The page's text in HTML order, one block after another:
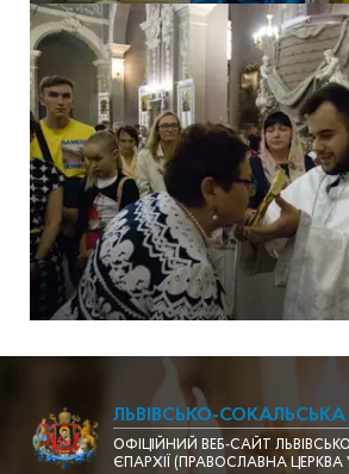
ЛЬВІВСЬКО-СОКАЛЬСЬКА
ОФІЦІЙНИЙ ВЕБ-САЙТ
ЄПАРХІЇ (ПРАВОСЛАВНА ЦЕРКВА